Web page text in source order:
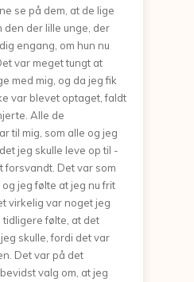
se på dem, at de lige
den der lille unge, der
engang, om hun nu
var meget tungt at
med mig, og da jeg fik
var blevet optaget, faldt
Alle de
til mig, som alle og jeg
jeg skulle leve op til -
forsvandt. Det var som
jeg følte at jeg nu frit
virkelig var noget jeg
følte, at det
skulle, fordi det var
Det var på det
valg om, at jeg